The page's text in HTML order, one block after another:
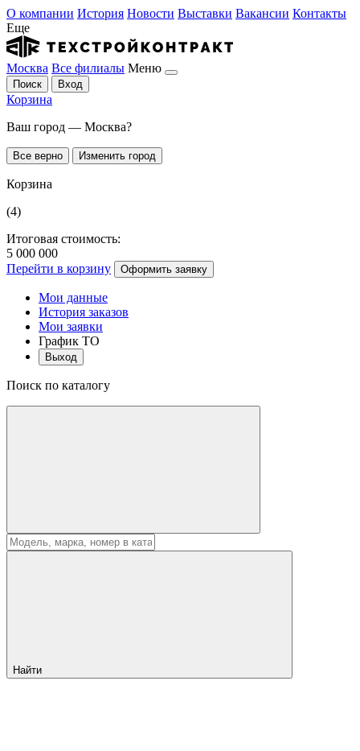
О компании История Новости Выставки Вакансии Контакты
Еще
Москва Все филиалы Меню
Поиск Вход
Корзина
Ваш город — Москва?
Все верно Изменить город
Корзина
(4)
Итоговая стоимость:
5 000 000
Перейти в корзину
Оформить заявку
Мои данные
История заказов
Мои заявки
График ТО
Выход
Поиск по каталогу
Найти